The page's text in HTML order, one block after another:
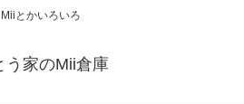
Miiとかいろいろ
う家のMii倉庫